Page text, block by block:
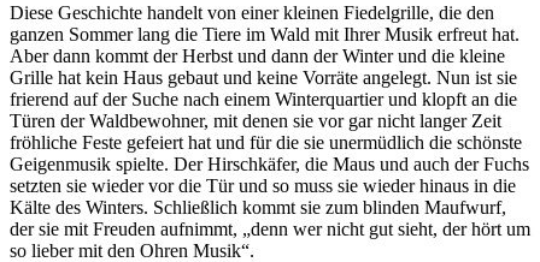
Diese Geschichte handelt von einer kleinen Fiedelgrille, die den
ganzen Sommer lang die Tiere im Wald mit Ihrer Musik erfreut hat.
Aber dann kommt der Herbst und dann der Winter und die kleine
Grille hat kein Haus gebaut und keine Vorräte angelegt. Nun ist sie
frierend auf der Suche nach einem Winterquartier und klopft an die
Türen der Waldbewohner, mit denen sie vor gar nicht langer Zeit
fröhliche Feste gefeiert hat und für die sie unermüdlich die schönste
Geigenmusik spielte. Der Hirschkäfer, die Maus und auch der Fuchs
setzten sie wieder vor die Tür und so muss sie wieder hinaus in die
Kälte des Winters. Schließlich kommt sie zum blinden Maufwurf,
der sie mit Freuden aufnimmt, „denn wer nicht gut sieht, der hört um
so lieber mit den Ohren Musik“.